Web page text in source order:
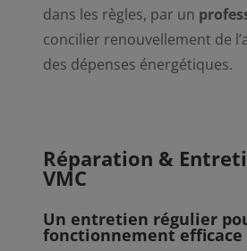
dans les règles, par un
concilier renouvellement de
des dépenses énergétiques.
Réparation &
VMC
Un entretien régulier
fonctionnement efficace